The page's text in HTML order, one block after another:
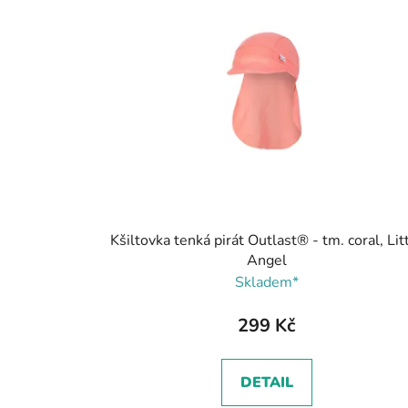
Kšiltovka tenká pirát Outlast® - tm. coral,
Angel
Skladem*
299 Kč
DETAIL